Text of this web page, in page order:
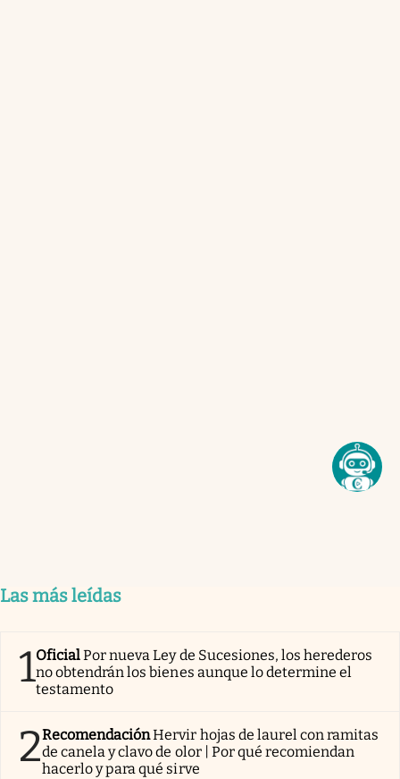
Las más leídas
1OficialPor nueva Ley de Sucesiones, los herederos
no obtendrán los bienes aunque lo determine el
testamento
2RecomendaciónHervir hojas de laurel con ramitas
de canela y clavo de olor | Por qué recomiendan
hacerlo y para qué sirve